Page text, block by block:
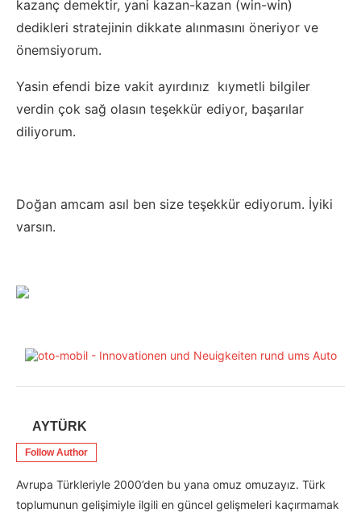
kazanç demektir, yani kazan-kazan (win-win)
dedikleri stratejinin dikkate alınmasını öneriyor ve
önemsiyorum.
Yasin efendi bize vakit ayırdınız kıymetli bilgiler
verdin çok sağ olasın teşekkür ediyor, başarılar
diliyorum.
Doğan amcam asıl ben size teşekkür ediyorum. İyiki
varsın.
AYTÜRK
Follow Author
Avrupa Türkleriyle 2000’den bu yana omuz omuzayız. Türk
toplumunun gelişimiyle ilgili en güncel gelişmeleri kaçırmamak